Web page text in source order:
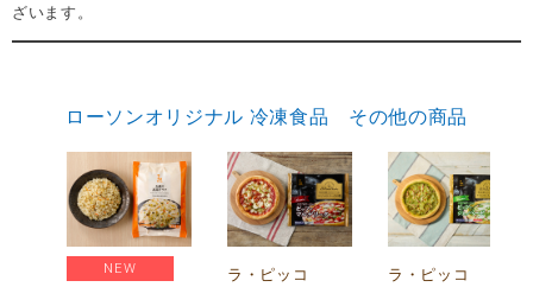
ざいます。
ローソンオリジナル 冷凍食品 その他の商品
NEW
ラ・ピッコ
ラ・ピッコ